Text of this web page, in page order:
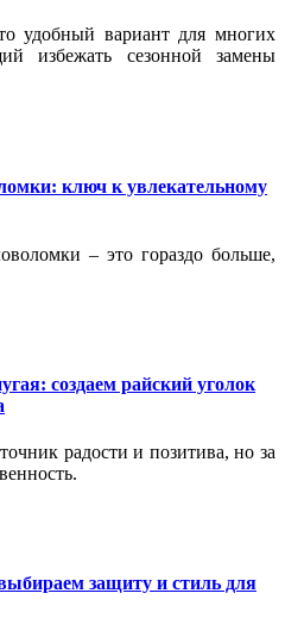
удобный вариант для многих
избежать сезонной замены
ключ к увлекательному
– это гораздо больше,
создаем райский уголок
радости и позитива, но за
защиту и стиль для